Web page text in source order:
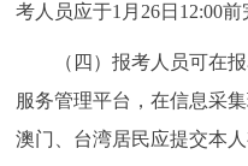
考人员应于1月26日12:00前
（四）报考人员可在
服务管理平台，在信息采
澳门、台湾居民应提交本